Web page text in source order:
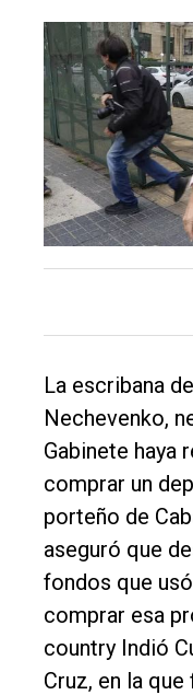
El
único
DIARIO
Tendencia
Int.
General
Política
Cultura
Entrevistas
Rural
Deportes
La escribana
Nechevenko,
Gabinete haya
comprar un
porteño de
aseguró que
fondos que
comprar esa
country Indió
Cruz, en la